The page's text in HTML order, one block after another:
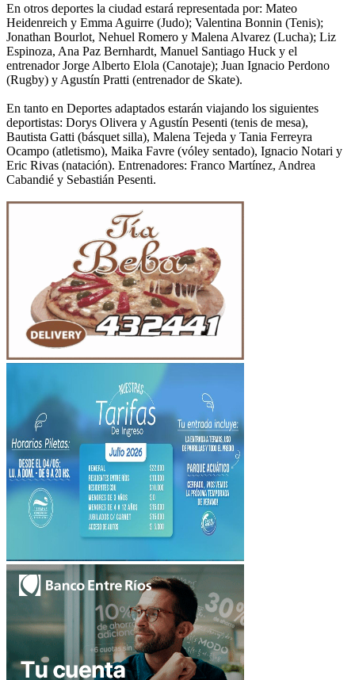
En otros deportes la ciudad estará representada por: Mateo
Heidenreich y Emma Aguirre (Judo); Valentina Bonnin (Tenis);
Jonathan Bourlot, Nehuel Romero y Malena Alvarez (Lucha); Liz
Espinoza, Ana Paz Bernhardt, Manuel Santiago Huck y el
entrenador Jorge Alberto Elola (Canotaje); Juan Ignacio Perdono
(Rugby) y Agustín Pratti (entrenador de Skate).
En tanto en Deportes adaptados estarán viajando los siguientes
deportistas: Dorys Olivera y Agustín Pesenti (tenis de mesa),
Bautista Gatti (básquet silla), Malena Tejeda y Tania Ferreyra
Ocampo (atletismo), Maika Favre (vóley sentado), Ignacio Notari y
Eric Rivas (natación). Entrenadores: Franco Martínez, Andrea
Cabandié y Sebastián Pesenti.